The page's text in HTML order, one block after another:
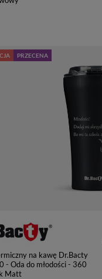
PRZECENA
na kawę Dr.Bacty
- Oda do młodości - 360
Matt